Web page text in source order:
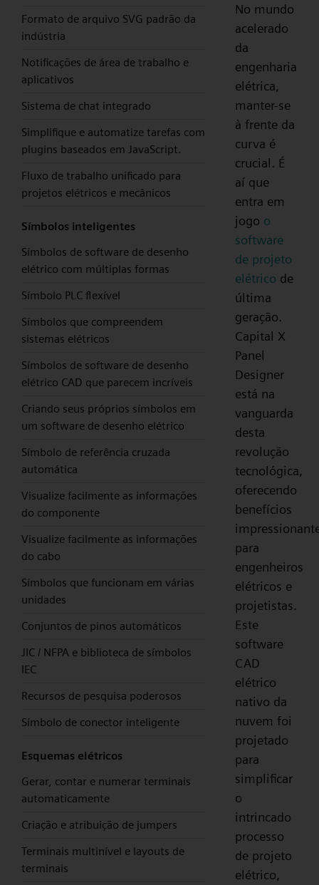
Formato de arquivo SVG padrão da
indústria
Notificações de área de trabalho e
aplicativos
Sistema de chat integrado
Simplifique e automatize tarefas com
plugins baseados em JavaScript.
Fluxo de trabalho unificado para
projetos elétricos e mecânicos
Símbolos inteligentes
Símbolos de software de desenho
elétrico com múltiplas formas
Símbolo PLC flexível
Símbolos que compreendem
sistemas elétricos
Símbolos de software de desenho
elétrico CAD que parecem incríveis
Criando seus próprios símbolos em
um software de desenho elétrico
Símbolo de referência cruzada
automática
Visualize facilmente as informações
do componente
Visualize facilmente as informações
do cabo
Símbolos que funcionam em várias
unidades
Conjuntos de pinos automáticos
JIC / NFPA e biblioteca de símbolos
IEC
Recursos de pesquisa poderosos
Símbolo de conector inteligente
Esquemas elétricos
Gerar, contar e numerar terminais
automaticamente
Criação e atribuição de jumpers
Terminais multinível e layouts de
terminais
No mundo
acelerado
da
engenharia
elétrica,
manter-se
à frente da
curva é
crucial. É
aí que
entra em
jogo o
software
de projeto
elétrico de
última
geração.
Capital X
Panel
Designer
está na
vanguarda
desta
revolução
tecnológica,
oferecendo
benefícios
para
engenheiros
elétricos e
projetistas.
Este
software
CAD
elétrico
nativo da
nuvem foi
projetado
para
simplificar
o
intrincado
processo
de projeto
elétrico,